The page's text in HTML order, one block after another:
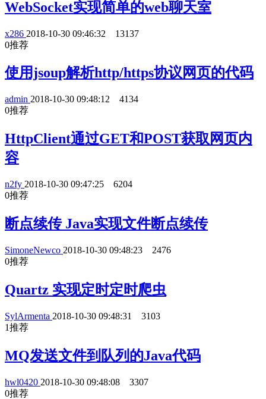
WebSocket实现简单的web聊天室
x286 2018-10-30 09:46:32
13137
0推荐
使用jsoup解析http/https协议网页的代码
admin 2018-10-30 09:48:12
4134
0推荐
HttpClient通过GET和POST获取网页内
容
n2fy 2018-10-30 09:47:25
6204
0推荐
断点续传 Java实现文件断点续传
SimoneNewco 2018-10-30 09:48:23
2476
0推荐
Quartz 实现定时定时爬虫
SylArmenta 2018-10-30 09:48:31
3103
1推荐
MQ发送文件到队列的Java代码
hwl0420 2018-10-30 09:48:08
3307
0推荐